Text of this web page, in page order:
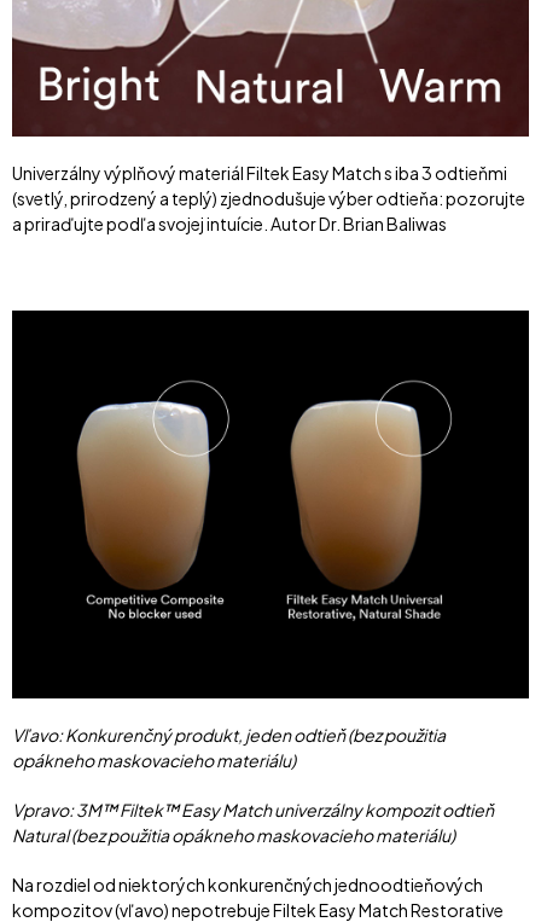
Univerzálny výplňový materiál Filtek Easy Match s iba 3 odtieňmi
(svetlý, prirodzený a teplý) zjednodušuje výber odtieňa: pozorujte
a priraďujte podľa svojej intuície. Autor Dr. Brian Baliwas
Vľavo: Konkurenčný produkt, jeden odtieň (bez použitia
opákneho maskovacieho materiálu)
Vpravo: 3M™ Filtek™ Easy Match univerzálny kompozit odtieň
Natural (bez použitia opákneho maskovacieho materiálu)
Na rozdiel od niektorých konkurenčných jednoodtieňových
kompozitov (vľavo) nepotrebuje Filtek Easy Match Restorative